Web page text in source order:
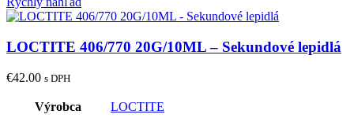
LOCTITE 406/770 20G/10ML – Sekundové lepidlá
€42.00 s DPH
Výrobca LOCTITE